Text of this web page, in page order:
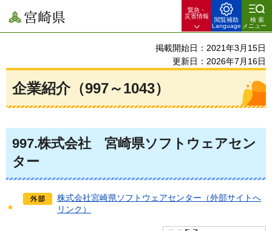
宮崎県
緊急・
災害情報
閲覧補助
Language
検索
メニュー
掲載開始日：2021年3月15日
更新日：2026年7月16日
企業紹介（997～1043）
997.株式会社 宮崎県ソフトウェアセン
ター
株式会社宮崎県ソフトウェアセンター（外部サイトへ
リンク）